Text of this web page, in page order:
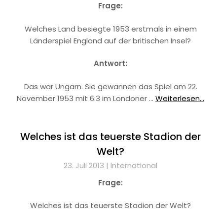
Frage:
Welches Land besiegte 1953 erstmals in einem
Länderspiel England auf der britischen Insel?
Antwort:
Das war Ungarn. Sie gewannen das Spiel am 22.
November 1953 mit 6:3 im Londoner … Weiterlesen...
Welches ist das teuerste Stadion der
Welt?
23. Juli 2013 | International
Frage:
Welches ist das teuerste Stadion der Welt?